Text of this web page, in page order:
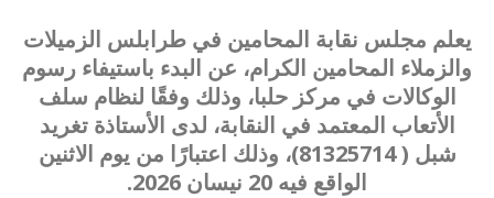
يعلم مجلس نقابة المحامين في طرابلس الزميلات
والزملاء المحامين الكرام، عن البدء باستيفاء رسوم
الوكالات في مركز حلبا، وذلك وفقًا لنظام سلف
الأتعاب المعتمد في النقابة، لدى الأستاذة تغريد
شبل ( 81325714)، وذلك اعتبارًا من يوم الاثنين
الواقع فيه 20 نيسان 2026.